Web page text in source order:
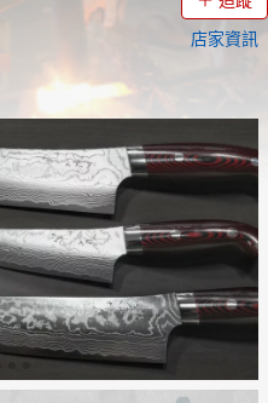
化妝保養
店家資訊